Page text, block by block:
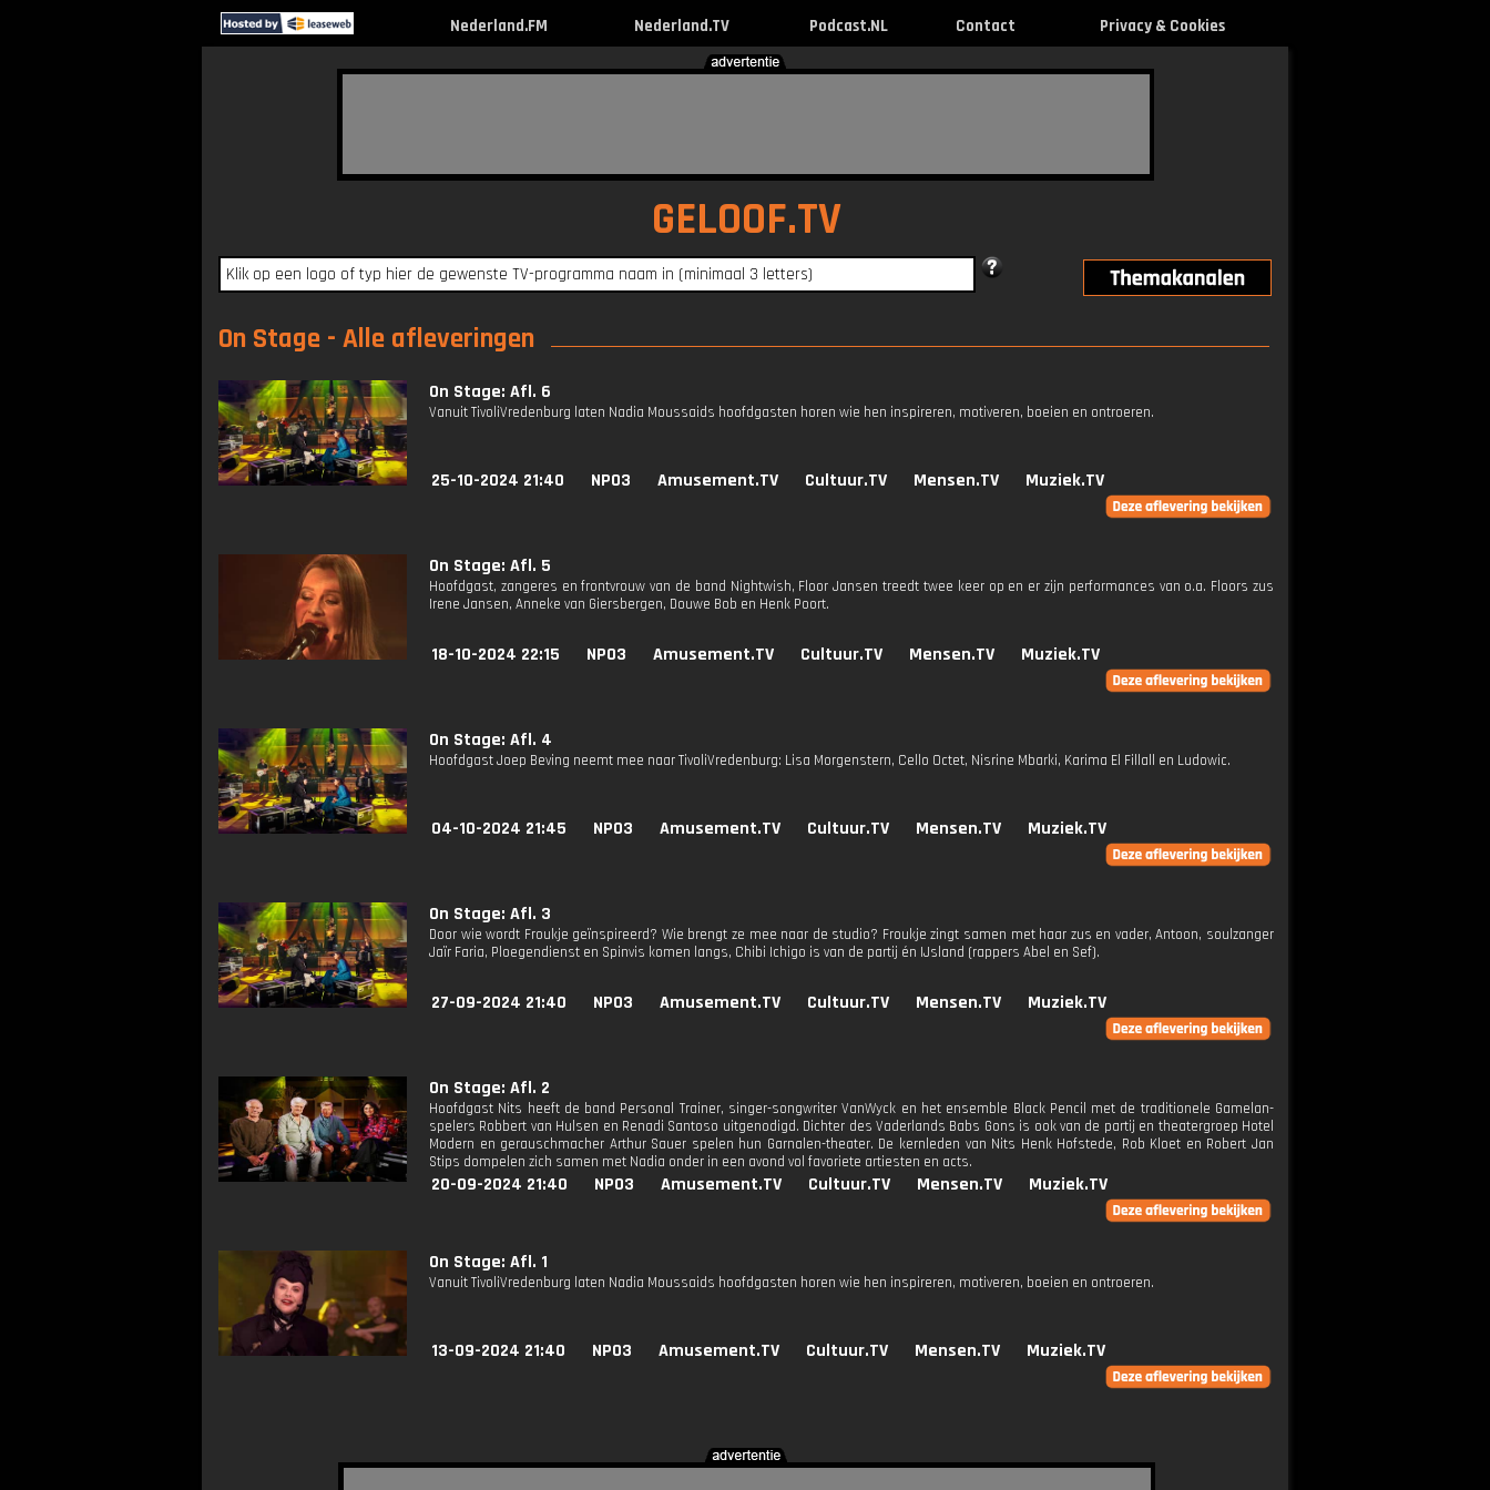
Nederland.FM Nederland.TV Podcast.NL Contact Privacy & Cookies
GELOOF.TV
On Stage - Alle afleveringen
On Stage: Afl. 6
Vanuit TivoliVredenburg laten Nadia Moussaids hoofdgasten horen wie hen inspireren, motiveren, boeien en ontroeren.
25-10-2024 21:40 NPO3 Amusement.TV Cultuur.TV Mensen.TV Muziek.TV
On Stage: Afl. 5
Hoofdgast, zangeres en frontvrouw van de band Nightwish, Floor Jansen treedt twee keer op en er zijn performances van o.a. Floors zus
Irene Jansen, Anneke van Giersbergen, Douwe Bob en Henk Poort.
18-10-2024 22:15 NPO3 Amusement.TV Cultuur.TV Mensen.TV Muziek.TV
On Stage: Afl. 4
Hoofdgast Joep Beving neemt mee naar TivoliVredenburg: Lisa Morgenstern, Cello Octet, Nisrine Mbarki, Karima El Fillall en Ludowic.
04-10-2024 21:45 NPO3 Amusement.TV Cultuur.TV Mensen.TV Muziek.TV
On Stage: Afl. 3
Door wie wordt Froukje geïnspireerd? Wie brengt ze mee naar de studio? Froukje zingt samen met haar zus en vader, Antoon, soulzanger
Jaïr Faria, Ploegendienst en Spinvis komen langs, Chibi Ichigo is van de partij én IJsland (rappers Abel en Sef).
27-09-2024 21:40 NPO3 Amusement.TV Cultuur.TV Mensen.TV Muziek.TV
On Stage: Afl. 2
Hoofdgast Nits heeft de band Personal Trainer, singer-songwriter VanWyck en het ensemble Black Pencil met de traditionele Gamelan-
spelers Robbert van Hulsen en Renadi Santoso uitgenodigd. Dichter des Vaderlands Babs Gons is ook van de partij en theatergroep Hotel
Modern en gerauschmacher Arthur Sauer spelen hun Garnalen-theater. De kernleden van Nits Henk Hofstede, Rob Kloet en Robert Jan
Stips dompelen zich samen met Nadia onder in een avond vol favoriete artiesten en acts.
20-09-2024 21:40 NPO3 Amusement.TV Cultuur.TV Mensen.TV Muziek.TV
On Stage: Afl. 1
Vanuit TivoliVredenburg laten Nadia Moussaids hoofdgasten horen wie hen inspireren, motiveren, boeien en ontroeren.
13-09-2024 21:40 NPO3 Amusement.TV Cultuur.TV Mensen.TV Muziek.TV